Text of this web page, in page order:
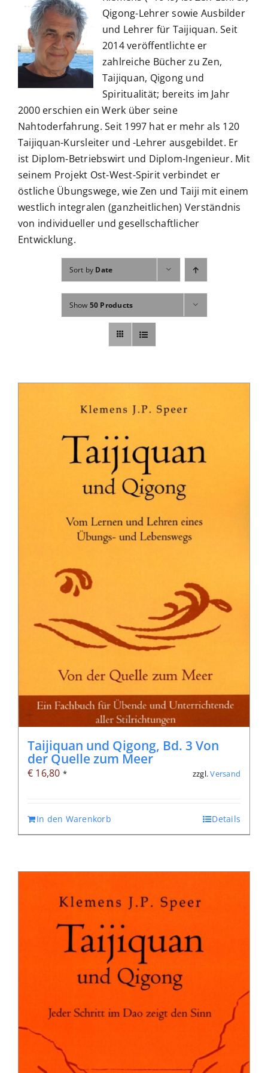
Fachbücher
Poster, Karten, Medien
Abo
Qigong-Lehrer sowie Ausbilder
und Lehrer für Taijiquan. Seit
2014 veröffentlichte er
zahlreiche Bücher zu Zen,
Taijiquan, Qigong und
Spiritualität; bereits im Jahr
2000 erschien ein Werk über seine
Nahtoderfahrung. Seit 1997 hat er mehr als 120
Taijiquan-Kursleiter und -Lehrer ausgebildet. Er
ist Diplom-Betriebswirt und Diplom-Ingenieur. Mit
seinem Projekt Ost-West-Spirit verbindet er
östliche Übungswege, wie Zen und Taiji mit einem
westlich integralen (ganzheitlichen) Verständnis
von individueller und gesellschaftlicher
Entwicklung.
Sort by Date
Show 50 Products
Taijiquan und Qigong, Bd. 3 Von
der Quelle zum Meer
€ 16,80 * zzgl.Versand
In den Warenkorb Details